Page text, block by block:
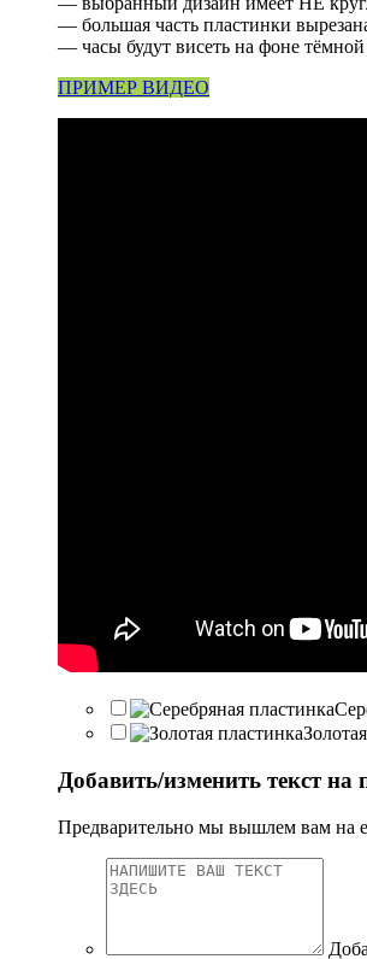
— большая часть пластинки
— часы будут висеть на фоне
ПРИМЕР ВИДЕО
Добавить/изменить текст на
Предварительно мы вышлем вам на